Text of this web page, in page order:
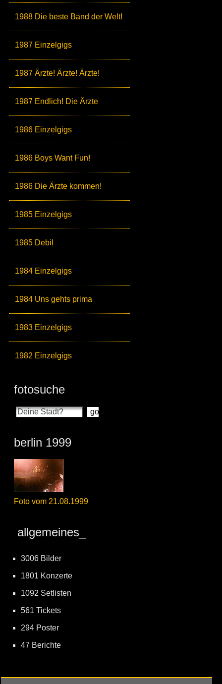
1988 Die beste Band der Welt!
1987 Einzelgigs
1987 Ärzte! Ärzte! Ärzte!
1987 Endlich! Die Ärzte
1986 Einzelgigs
1986 Boys Want Fun!
1986 Die Ärzte kommen!
1985 Einzelgigs
1985 Debil
1984 Einzelgigs
1984 Uns gehts prima
1983 Einzelgigs
1982 Einzelgigs
fotosuche
berlin 1999
Foto vom 21.08.1999
allgemeines_
3006 Bilder
1801 Konzerte
1092 Setlisten
561 Tickets
294 Poster
47 Berichte